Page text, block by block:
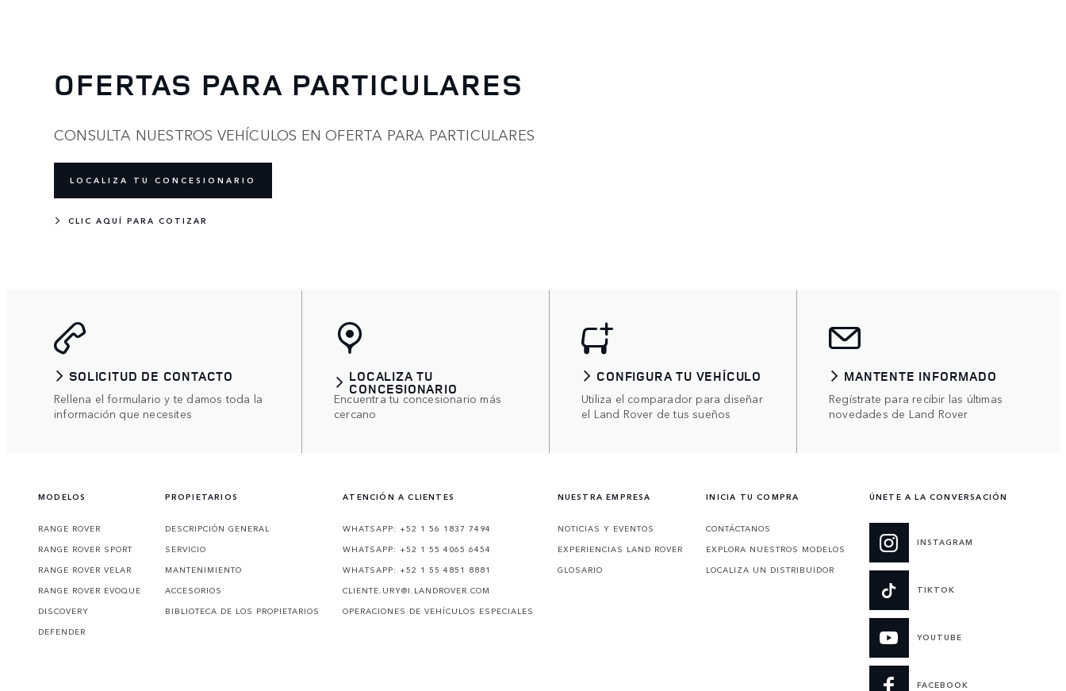
OFERTAS PARA PARTICULARES
CONSULTA NUESTROS VEHÍCULOS EN OFERTA PARA PARTICULARES
LOCALIZA TU CONCESIONARIO
CLIC AQUÍ PARA COTIZAR
SOLICITUD DE CONTACTO
Rellena el formulario y te damos toda la
información que necesites
LOCALIZA TU
CONCESIONARIO
Encuentra tu concesionario más
cercano
CONFIGURA TU VEHÍCULO
Utiliza el comparador para diseñar
el Land Rover de tus sueños
MANTENTE INFORMADO
Regístrate para recibir las últimas
novedades de Land Rover
MODELOS
RANGE ROVER
RANGE ROVER SPORT
RANGE ROVER VELAR
RANGE ROVER EVOQUE
DISCOVERY
DEFENDER
PROPIETARIOS
DESCRIPCIÓN GENERAL
SERVICIO
MANTENIMIENTO
ACCESORIOS
BIBLIOTECA DE LOS PROPIETARIOS
ATENCIÓN A CLIENTES
WHATSAPP: +52 1 56 1837 7494
WHATSAPP: +52 1 55 4065 6454
WHATSAPP: +52 1 55 4851 8881
CLIENTE.URY@I.LANDROVER.COM
OPERACIONES DE VEHÍCULOS ESPECIALES
NUESTRA EMPRESA
NOTICIAS Y EVENTOS
EXPERIENCIAS LAND ROVER
GLOSARIO
INICIA TU COMPRA
CONTÁCTANOS
EXPLORA NUESTROS MODELOS
LOCALIZA UN DISTRIBUIDOR
ÚNETE A LA CONVERSACIÓN
INSTAGRAM
TIKTOK
YOUTUBE
FACEBOOK